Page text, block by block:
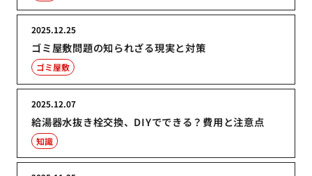
ゴミ屋敷問題の知られざる現実と対策
2025.12.25
ゴミ屋敷
給湯器水抜き栓交換、DIYでできる？費用と注意点
2025.12.07
知識